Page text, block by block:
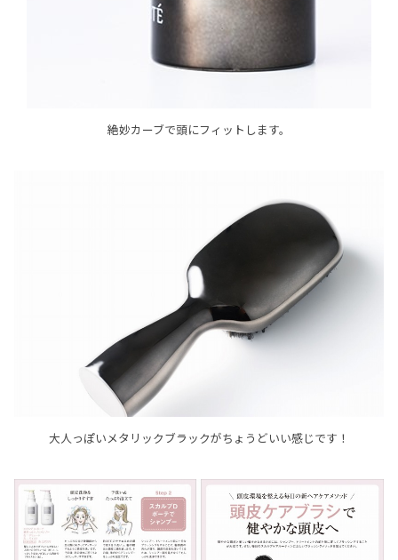
絶妙カーブで頭にフィットします。
大人っぽいメタリックブラックがちょうどいい感じです！